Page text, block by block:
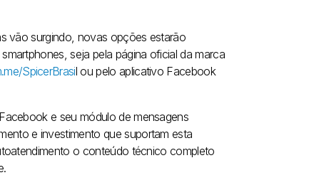
vão surgindo, novas opções estarão
seja pela página oficial da marca
SpicerBrasil ou pelo aplicativo Facebook
e seu módulo de mensagens
e investimento que suportam esta
o conteúdo técnico completo